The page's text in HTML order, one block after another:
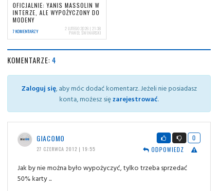
OFICJALNIE: YANIS MASSOLIN W
INTERZE, ALE WYPOŻYCZONY DO
MODENY
7 KOMENTARZY 2 LUTEGO 2026 | 21:38
PAWEŁ ŚWINARSKI
KOMENTARZE: 4
Zaloguj się, aby móc dodać komentarz. Jeżeli nie posiadasz
konta, możesz sięzarejestrować.
GIACOMO
27 CZERWCA 2012 | 19:55
0
ODPOWIEDZ
Jak by nie można było wypożyczyć, tylko trzeba sprzedać
50% karty ...